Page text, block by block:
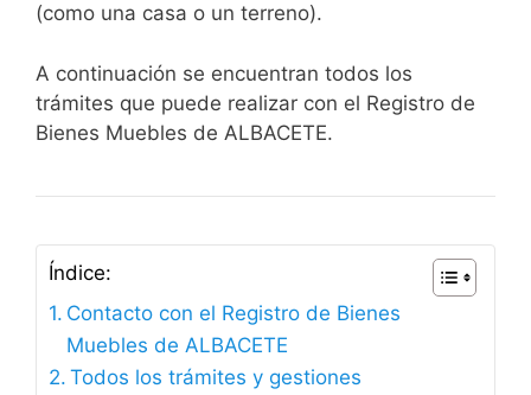
(como una casa o un terreno).
A continuación se encuentran todos los
trámites que puede realizar con el Registro de
Bienes Muebles de ALBACETE.
Índice:
Contacto con el Registro de Bienes
Muebles de ALBACETE
Todos los trámites y gestiones